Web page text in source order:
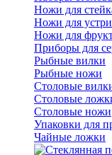
Ножи для
Ножи для
Ножи для
Приборы для
Рыбные вилки
Рыбные ножи
Столовые
Столовые
Столовые ножи
Упаковки для
Чайные ложки